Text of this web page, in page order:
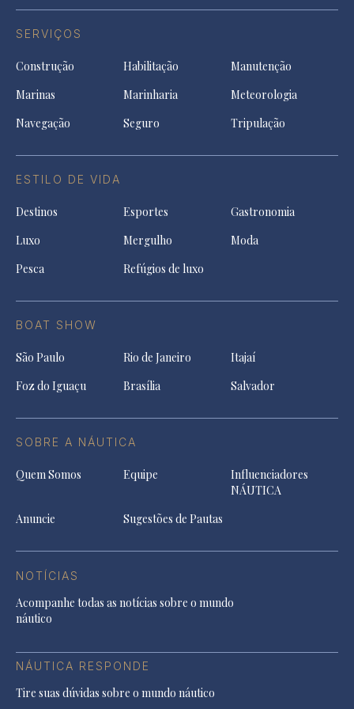
SERVIÇOS
Construção Habilitação
Manutenção
Marinas
Marinharia
Meteorologia
Navegação
Seguro Tripulação
ESTILO DE VIDA
Destinos Esportes
Gastronomia
Luxo
Mergulho
Moda
Pesca
Refúgios de luxo
BOAT SHOW
São Paulo Rio de Janeiro
Itajaí
Foz do Iguaçu
Brasília Salvador
SOBRE A NÁUTICA
Quem Somos Equipe
Influenciadores
NÁUTICA
Anuncie
Sugestões de Pautas
NOTÍCIAS
Acompanhe todas as notícias sobre o mundo
náutico
NÁUTICA RESPONDE
Tire suas dúvidas sobre o mundo náutico